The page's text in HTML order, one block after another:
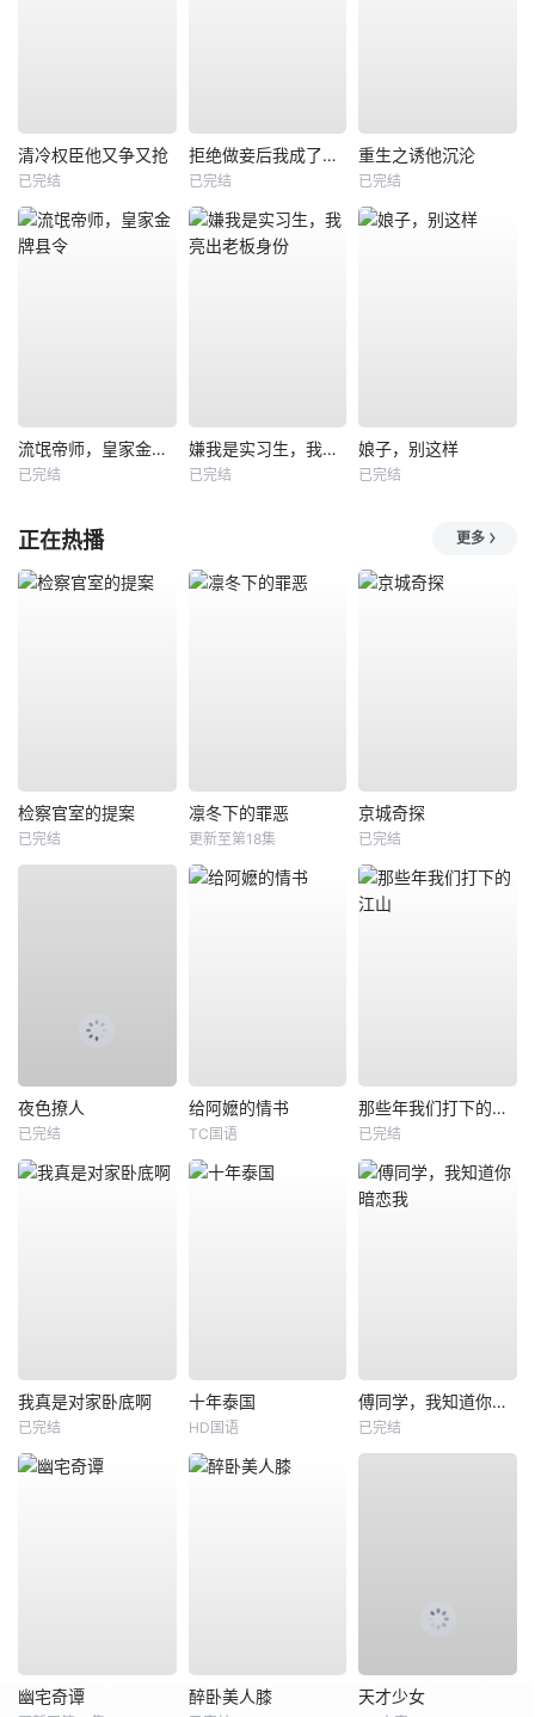
清冷权臣他又争又抢
已完结
拒绝做妾后我成了太子侧妃
已完结
重生之诱他沉沦
已完结
流氓帝师，皇家金牌县令
已完结
嫌我是实习生，我亮出老板身份
已完结
娘子，别这样
已完结
正在热播 更多
检察官室的提案
已完结
凛冬下的罪恶
更新至第18集
京城奇探
已完结
夜色撩人
已完结
给阿嬷的情书
TC国语
那些年我们打下的江山
已完结
我真是对家卧底啊
已完结
十年泰国
HD国语
傅同学，我知道你暗恋我
已完结
幽宅奇谭 醉卧美人膝 天才少女